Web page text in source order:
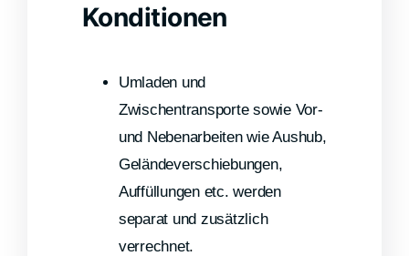
Konditionen
Umladen und
Zwischentransporte sowie Vor-
und Nebenarbeiten wie Aushub,
Geländeverschiebungen,
Auffüllungen etc. werden
separat und zusätzlich
verrechnet.